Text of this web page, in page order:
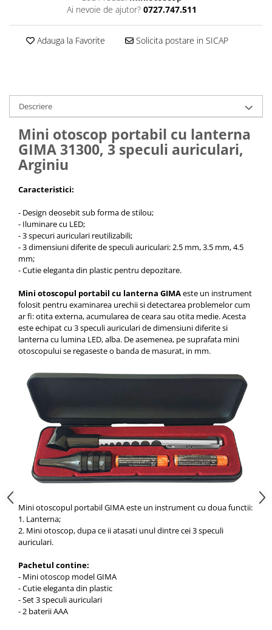
Ai nevoie de ajutor? 0727.747.511
Adauga la Favorite Solicita postare in SICAP
Descriere
Mini otoscop portabil cu lanterna
GIMA 31300, 3 speculi auriculari,
Arginiu
Caracteristici:
- Design deosebit sub forma de stilou;
- Iluminare cu LED;
- 3 specuri auriculari reutilizabili;
- 3 dimensiuni diferite de speculi auriculari: 2.5 mm, 3.5 mm, 4.5
mm;
- Cutie eleganta din plastic pentru depozitare.
Mini otoscopul portabil cu lanterna GIMAeste un instrument
folosit pentru examinarea urechii si detectarea problemelor cum
ar fi: otita externa, acumularea de ceara sau otita medie. Acesta
este echipat cu 3 speculi auriculari de dimensiuni diferite si
lanterna cu lumina LED, alba. De asemenea, pe suprafata mini
otoscopului se regaseste o banda de masurat, in mm.
Mini otoscopul portabil GIMA este un instrument cu doua functii:
1. Lanterna;
2. Mini otoscop, dupa ce ii atasati unul dintre cei 3 speculi
auriculari.
Pachetul contine:
- Mini otoscop model GIMA
- Cutie eleganta din plastic
- Set 3 speculi auriculari
- 2 baterii AAA